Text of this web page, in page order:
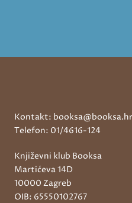
Kontakt: booksa@booksa.hr
Telefon: 01/4616-124
Književni klub Booksa
Martićeva 14D
10000 Zagreb
OIB: 65550102767